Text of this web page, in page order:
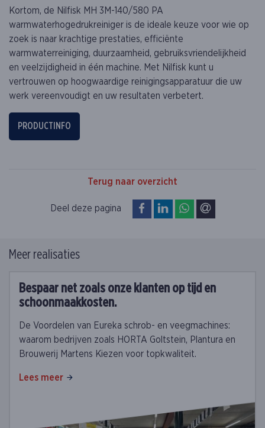
Kortom, de Nilfisk MH 3M-140/580 PA
warmwaterhogedrukreiniger is de ideale keuze voor wie op
zoek is naar krachtige prestaties, efficiënte
warmwaterreiniging, duurzaamheid, gebruiksvriendelijkheid
en veelzijdigheid in één machine. Met Nilfisk kunt u
vertrouwen op hoogwaardige reinigingsapparatuur die uw
werk vereenvoudigt en uw resultaten verbetert.
PRODUCTINFO
Terug naar overzicht
Deel deze pagina op Facebook
op LinkedInop WhatsApp
Meer realisaties
Bespaar net zoals onze klanten op tijd en
schoonmaakkosten.
De Voordelen van Eureka schrob- en veegmachines:
waarom bedrijven zoals HORTA Goltstein, Plantura en
Brouwerij Martens Kiezen voor topkwaliteit.
Lees meer